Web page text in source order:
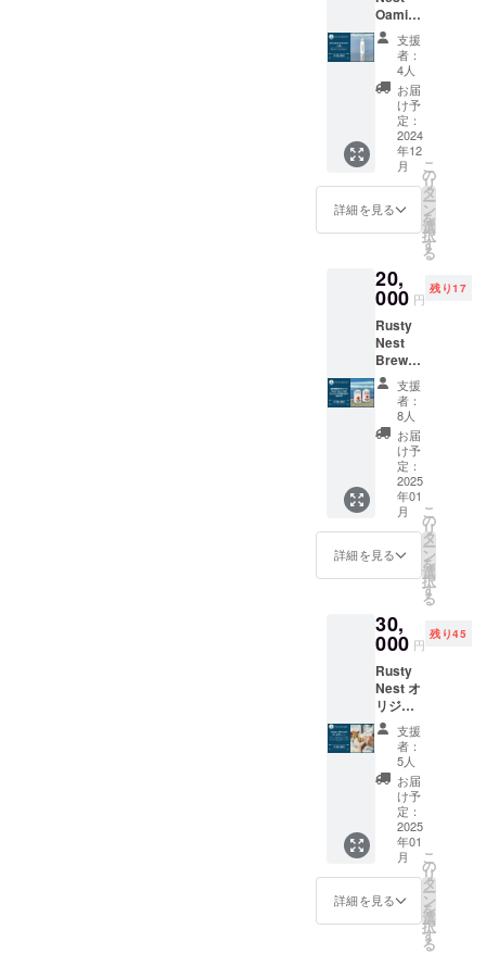
な香り
を伴う
ホップ
のアロ
マ、ス
カッと
した喉
越しが
海との
相性が
抜群！
プフ
ルー
チ、ス
イート
オレン
ジ、完
熟トロ
ピカル
フルー
ツを連
想させ
るフ
レッ
シュで
豊かな
香りが
コール
を感じ
ず、何
杯でも
飲めて
しまう
飲み心
地をご
堪能く
ださ
い！
※20歳未
満の方
への酒
類の提
供はで
きませ
んので
よろし
くお願
いいた
な香り
を保ち
つつ、
アル
コール
度数を
少し下
げ、 飲
みやす
い IPA
げまし
た。 夏
呼べる
Sessio
ご堪能
くださ
い。
※20歳未
満の方
への酒
類の提
供はで
きませ
んので
よろし
くお願
しま
す。
Rusty
Nest
Sessio
n IPAを
両方を
お楽し
みいた
だける
贅沢な
飲み比
べセッ
トで
セージ
付き ★
ナルス
テッ
カー 1
個 ※20
歳未満
の方へ
の酒類
の提供
はでき
ません
のでよ
ろしく
いたし
ます。
礼の
メッ
セージ
コラボ
ビール
完成に
向けた
試作品
をクラ
ウド
ファン
ディン
だけま
す。 試
作品を
飲んで
皆様の
ご意見
をお聞
かせく
ださ
い！理
想の
ビール
の完成
まで仲
間の皆
様とと
もに歩
と幸い
です！
里市内
の人気
コー
ヒー
ショッ
プThe
Rising
Sun
Coffee
様の
「コー
ヒー
網白里
市の麦
Oamish
irasato
のオリ
ジナ
ル ロ
ゴ入り
グラウ
ラー
（水
筒）を
お届け
しま
す。炭
酸も保
る特別
な水筒
です。
️★ オリ
ジナル
グラウ
ラー 1
個 ️★ お
礼の
メッ
セージ
支援
者：
4人
お届
け予
定：
2024
年12
月
詳細を見る
こ
の
リ
タ
ー
ン
を
選
択
す
る
20,
000 円
残り17
Rusty
Nest
Brewer
yの定番
「Rust
y Nest
IPA」と
海の相
棒とも
言える
「Rust
y Nest
Sessio
n
IPA」！
現在は
限定醸
造と
なって
います
が、
2024年
12月の
自社醸
造所
（Rust
y Nest
Brewer
y）完成
後、自
社醸造
第一弾
となる
支援
者：
8人
お届
け予
定：
2025
年01
月
詳細を見る
こ
の
リ
タ
ー
ン
を
選
択
す
る
30,
000 円
残り45
Rusty
Nest オ
リジナ
ルネー
ムプ
レート
＆半額
チケッ
ト10枚
Rusty
Cafe &
Barの壁
に感謝
のネー
ムプ
レート
支援
者：
5人
お届
け予
定：
2025
年01
月
詳細を見る
こ
の
リ
タ
ー
ン
を
選
択
す
る